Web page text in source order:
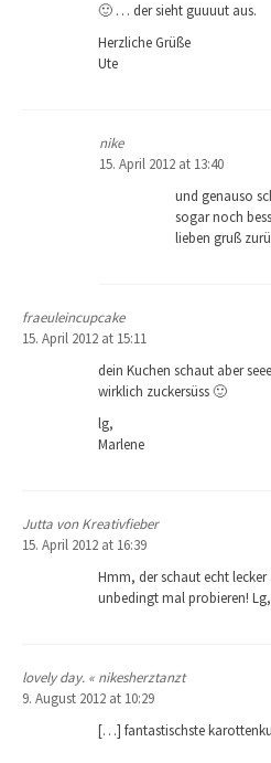
🙂 … der sieht guuuut aus.
Herzliche Grüße
Ute
nike
15. April 2012 at 13:40
und genauso
sogar noch
lieben gruß
fraeuleincupcake
15. April 2012 at 15:11
dein Kuchen schaut aber
wirklich zuckersüss 🙂
lg,
Marlene
Jutta von Kreativfieber
15. April 2012 at 16:39
Hmm, der schaut echt lecker
unbedingt mal probieren!
lovely day. « nikesherztanzt
9. August 2012 at 10:29
[…] fantastischste